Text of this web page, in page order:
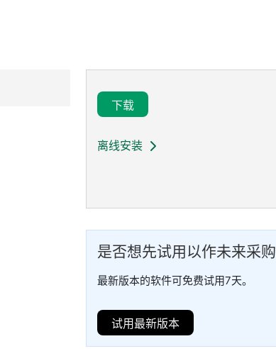
下载
离线安装
是否想先试用 以作未来采购
最新版本的软件可免费试用7天。
试用最新版本